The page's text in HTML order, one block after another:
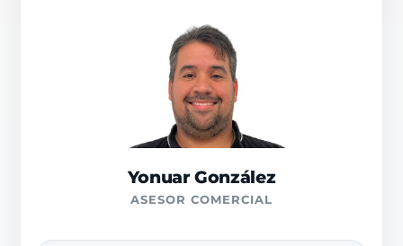
Yonuar González
ASESOR COMERCIAL